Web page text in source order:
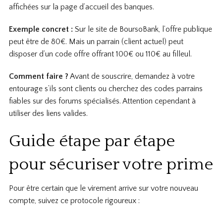
affichées sur la page d’accueil des banques.
Exemple concret :Sur le site de BoursoBank, l’offre publique
peut être de 80€. Mais un parrain (client actuel) peut
disposer d’un code offre offrant 100€ ou 110€ au filleul.
Comment faire ? Avant de souscrire, demandez à votre
entourage s’ils sont clients ou cherchez des codes parrains
fiables sur des forums spécialisés. Attention cependant à
utiliser des liens valides.
Guide étape par étape
pour sécuriser votre prime
Pour être certain que le virement arrive sur votre nouveau
compte, suivez ce protocole rigoureux :